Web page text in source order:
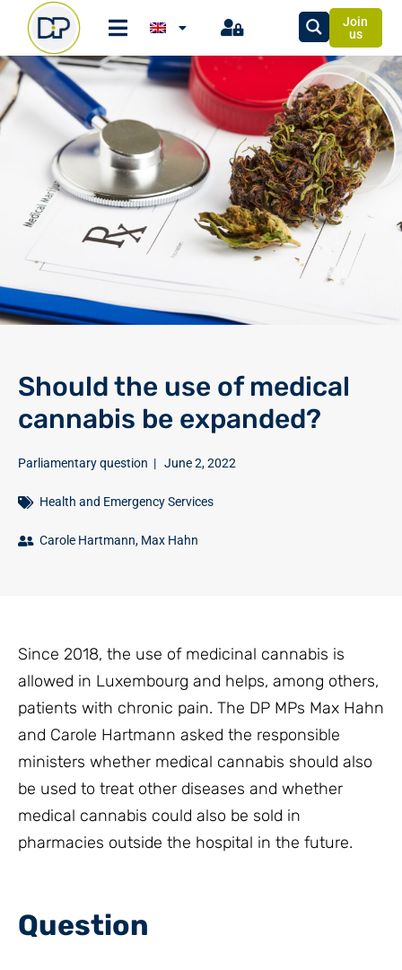
Join
us
Should the use of medical
cannabis be expanded?
Parliamentary question | June 2, 2022
Health and Emergency Services
Carole Hartmann, Max Hahn
Since 2018, the use of medicinal cannabis is
allowed in Luxembourg and helps, among others,
patients with chronic pain. The DP MPs Max Hahn
and Carole Hartmann asked the responsible
ministers whether medical cannabis should also
be used to treat other diseases and whether
medical cannabis could also be sold in
pharmacies outside the hospital in the future.
Question